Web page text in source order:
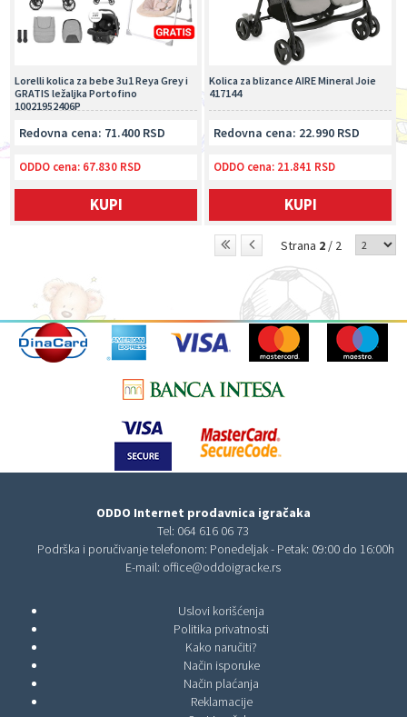
Kolica za blizance AIRE Mineral Joie
417144
Redovna cena: 22.990 RSD
ODDO cena: 21.841 RSD
KUPI
Lorelli kolica za bebe 3u1 Reya Grey i
GRATIS ležaljka Portofino
10021952406P
Redovna cena: 71.400 RSD
ODDO cena: 67.830 RSD
KUPI
Strana 2 / 2
ODDO Internet prodavnica igračaka
Tel: 064 616 06 73
Podrška i poručivanje telefonom: Ponedeljak - Petak: 09:00 do 16:00h
E-mail: office@oddoigracke.rs
Uslovi korišćenja
Politika privatnosti
Kako naručiti?
Način isporuke
Način plaćanja
Reklamacije